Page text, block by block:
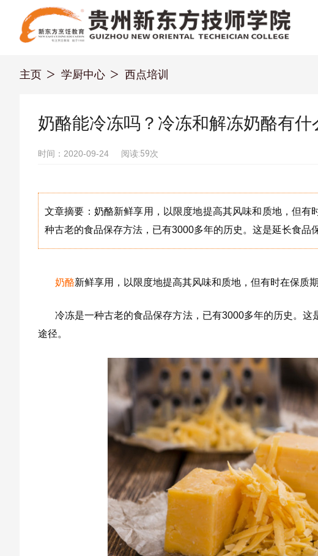
主页 学厨中心 西点培训
奶酪能冷冻吗？冷冻和解冻奶酪有什
时间：2020-09-24 阅读:59次
文章摘要：奶酪新鲜享用，以限度地提高其风味和质地，但有
种古老的食品保存方法，已有3000多年的历史。这是延长食品
奶酪新鲜享用，以限度地提高其风味和质地，但有时在保质
冷冻是一种古老的食品保存方法，已有3000多年的历史。
途径。